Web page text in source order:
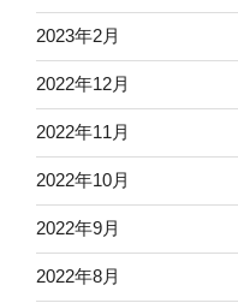
2023年2月
2022年12月
2022年11月
2022年10月
2022年9月
2022年8月